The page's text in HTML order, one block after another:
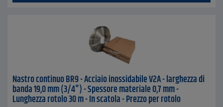
Nastro continuo BR9 - Acciaio inossidabile V2A - larghezza di
banda 19,0 mm (3/4") - Spessore materiale 0,7 mm -
Lunghezza rotolo 30 m - In scatola - Prezzo per rotolo